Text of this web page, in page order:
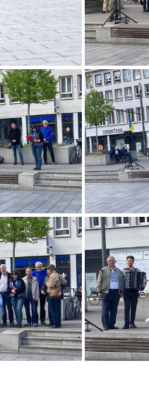
UkraineKundgebungDarmstadt-001-2025 04 19-10 45 08
UkraineKundgebungDarmstadt-006-2025 04 19-11 03 59